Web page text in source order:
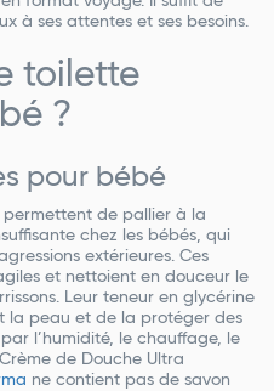
à ses attentes et ses besoins.
toilette
?
pour bébé
permettent de pallier à la
chez les bébés, qui
extérieures. Ces
et nettoient en douceur le
Leur teneur en glycérine
la peau et de la protéger des
l’humidité, le chauffage, le
de Douche Ultra
ne contient pas de savon